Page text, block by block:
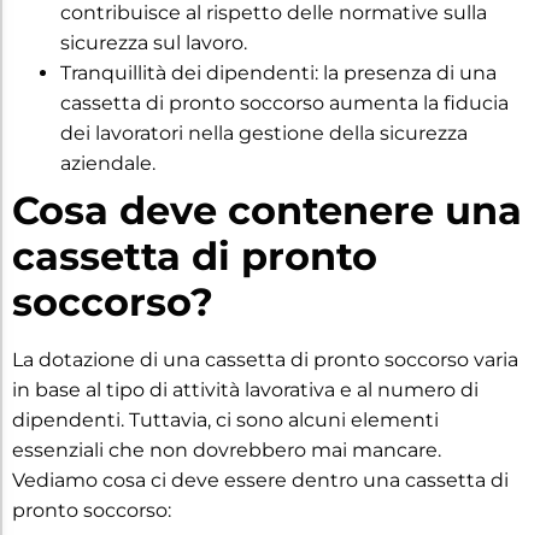
contribuisce al rispetto delle normative sulla
sicurezza sul lavoro.
Tranquillità dei dipendenti: la presenza di una
cassetta di pronto soccorso aumenta la fiducia
dei lavoratori nella gestione della sicurezza
aziendale.
Cosa deve contenere una
cassetta di pronto
soccorso?
La dotazione di una cassetta di pronto soccorso varia
in base al tipo di attività lavorativa e al numero di
dipendenti. Tuttavia, ci sono alcuni elementi
essenziali che non dovrebbero mai mancare.
Vediamo cosa ci deve essere dentro una cassetta di
pronto soccorso: